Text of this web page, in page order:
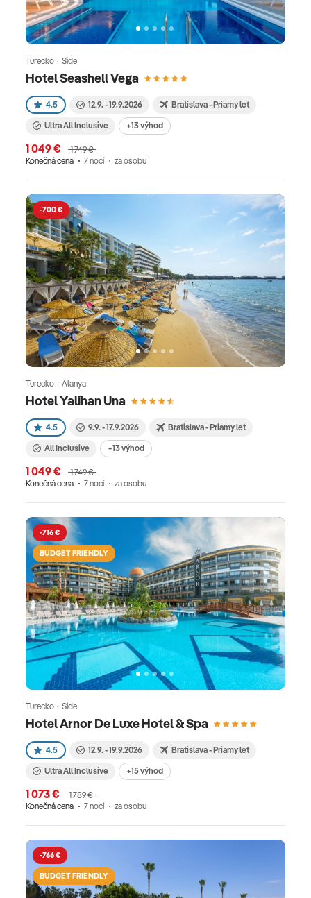
Hotel Seashell Vega
Turecko · Side
4.5 12.9. - 19.9.2026 Bratislava - Priamy let
Ultra All Inclusive +13 výhod
1 049 €
1 749 €
Konečná cena
7 nocí za osobu
-700 €
Hotel Yalihan Una
Turecko · Alanya
4.5 9.9. - 17.9.2026 Bratislava - Priamy let
All Inclusive +13 výhod
1 049 €
1 749 €
Konečná cena
7 nocí za osobu
-716 €
BUDGET FRIENDLY
Hotel Arnor De Luxe Hotel & Spa
Turecko · Side
4.5 12.9. - 19.9.2026 Bratislava - Priamy let
Ultra All Inclusive +15 výhod
1 073 €
1 789 €
Konečná cena
7 nocí za osobu
-766 €
BUDGET FRIENDLY